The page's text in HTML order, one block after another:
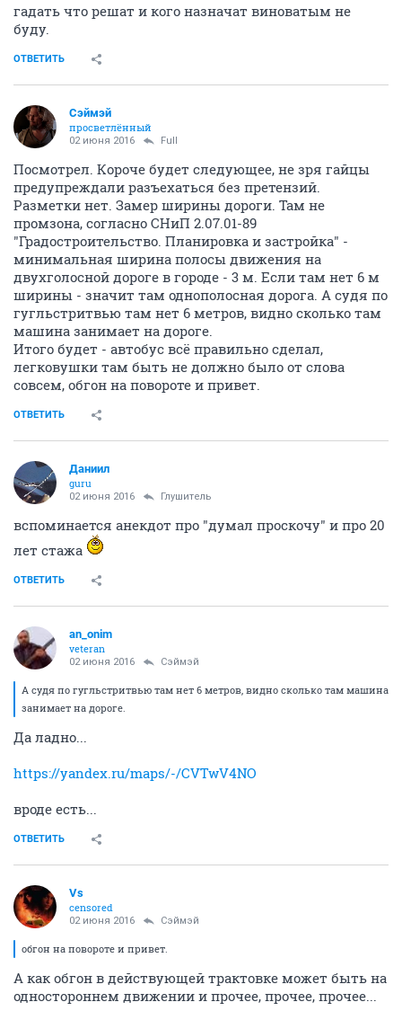
гадать что решат и кого назначат виноватым не
буду.
ОТВЕТИТЬ
Сэймэй
просветлённый
02 июня 2016 Full
Посмотрел. Короче будет следующее, не зря гайцы
предупреждали разъехаться без претензий.
Разметки нет. Замер ширины дороги. Там не
промзона, согласно СНиП 2.07.01-89
"Градостроительство. Планировка и застройка" -
минимальная ширина полосы движения на
двухголосной дороге в городе - 3 м. Если там нет 6 м
ширины - значит там однополосная дорога. А судя по
гугльстритвью там нет 6 метров, видно сколько там
машина занимает на дороге.
Итого будет - автобус всё правильно сделал,
легковушки там быть не должно было от слова
совсем, обгон на повороте и привет.
ОТВЕТИТЬ
Даниил
guru
02 июня 2016 Глушитель
вспоминается анекдот про "думал проскочу" и про 20
лет стажа
ОТВЕТИТЬ
an_onim
veteran
02 июня 2016 Сэймэй
А судя по гугльстритвью там нет 6 метров, видно сколько там машина
занимает на дороге.
Да ладно...
https://yandex.ru/maps/-/CVTwV4NO
вроде есть...
ОТВЕТИТЬ
Vs
censored
02 июня 2016 Сэймэй
обгон на повороте и привет.
А как обгон в действующей трактовке может быть на
одностороннем движении и прочее, прочее, прочее...